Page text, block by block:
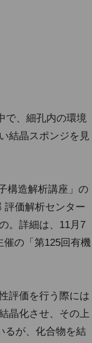
で、細孔内の環境
結晶スポンジを見
構造解析講座」の
評価解析センター
。詳細は、11月7
の「第125回有機
評価を行う際には
晶化させ、その上
るが、化合物を結